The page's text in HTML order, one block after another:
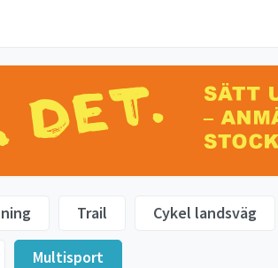
Trail Cykel landsväg
Multisport